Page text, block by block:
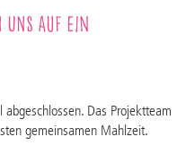
uns auf ein
Das Projektteam
gemeinsamen Mahlzeit.